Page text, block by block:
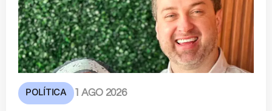
POLÍTICA 1 AGO 2026